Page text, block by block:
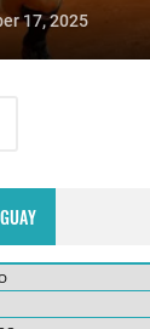
17, 2025